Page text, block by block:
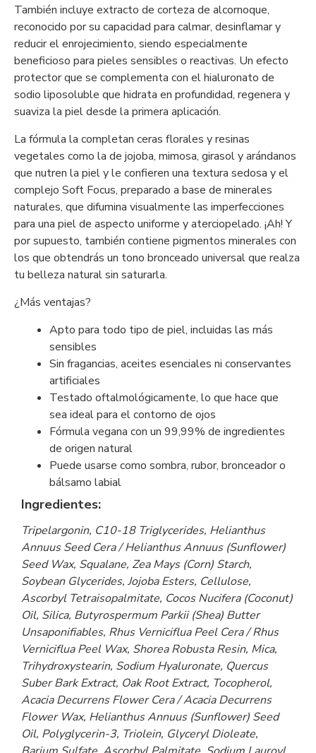
También incluye extracto de corteza de alcornoque,
reconocido por su capacidad para calmar, desinflamar y
reducir el enrojecimiento, siendo especialmente
beneficioso para pieles sensibles o reactivas. Un efecto
protector que se complementa con el hialuronato de
sodio liposoluble que hidrata en profundidad, regenera y
suaviza la piel desde la primera aplicación.
La fórmula la completan ceras florales y resinas
vegetales como la de jojoba, mimosa, girasol y arándanos
que nutren la piel y le confieren una textura sedosa y el
complejo Soft Focus, preparado a base de minerales
naturales, que difumina visualmente las imperfecciones
para una piel de aspecto uniforme y aterciopelado. ¡Ah! Y
por supuesto, también contiene pigmentos minerales con
los que obtendrás un tono bronceado universal que realza
tu belleza natural sin saturarla.
¿Más ventajas?
Apto para todo tipo de piel, incluidas las más
sensibles
Sin fragancias, aceites esenciales ni conservantes
artificiales
Testado oftalmológicamente, lo que hace que
sea ideal para el contorno de ojos
Fórmula vegana con un 99,99% de ingredientes
de origen natural
Puede usarse como sombra, rubor, bronceador o
bálsamo labial
Ingredientes:
Tripelargonin, C10-18 Triglycerides, Helianthus
Annuus Seed Cera / Helianthus Annuus (Sunflower)
Seed Wax, Squalane, Zea Mays (Corn) Starch,
Soybean Glycerides, Jojoba Esters, Cellulose,
Ascorbyl Tetraisopalmitate, Cocos Nucifera (Coconut)
Oil, Silica, Butyrospermum Parkii (Shea) Butter
Unsaponifiables, Rhus Verniciflua Peel Cera / Rhus
Verniciflua Peel Wax, Shorea Robusta Resin, Mica,
Trihydroxystearin, Sodium Hyaluronate, Quercus
Suber Bark Extract, Oak Root Extract, Tocopherol,
Acacia Decurrens Flower Cera / Acacia Decurrens
Flower Wax, Helianthus Annuus (Sunflower) Seed
Oil, Polyglycerin-3, Triolein, Glyceryl Dioleate,